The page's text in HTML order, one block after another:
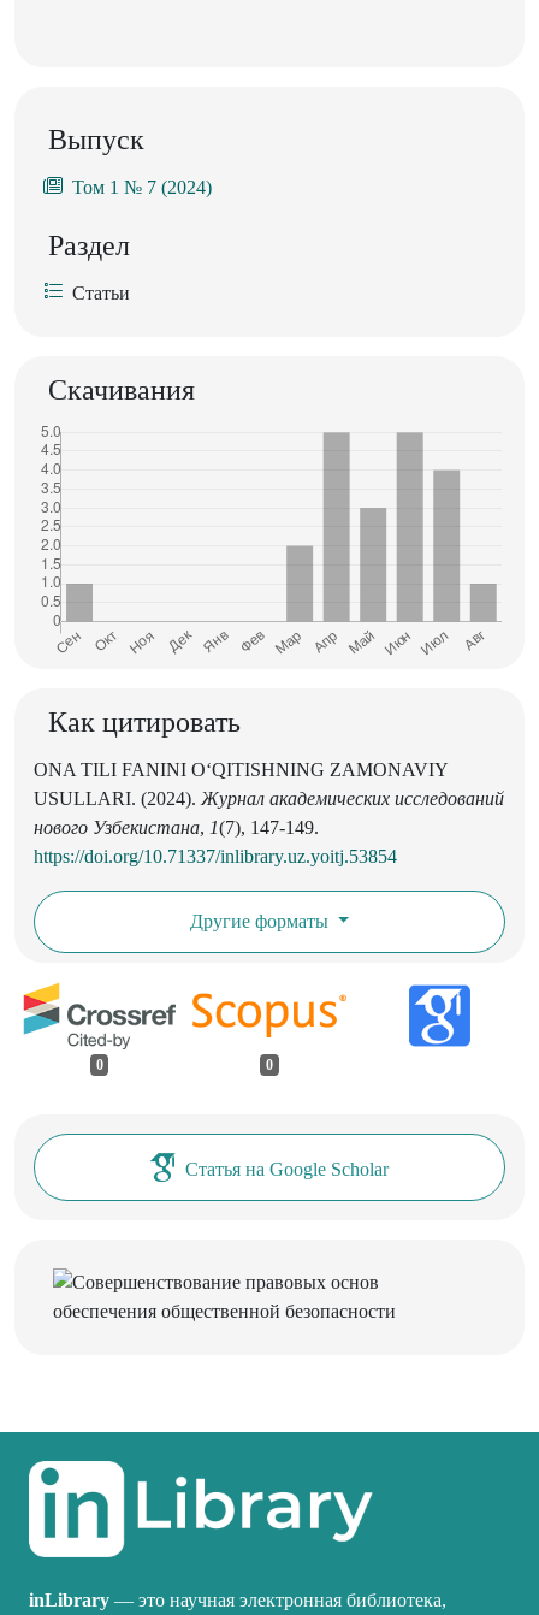
Выпуск
Том 1 № 7 (2024)
Раздел
Статьи
Скачивания
Как цитировать
ONA TILI FANINI OʻQITISHNING ZAMONAVIY
USULLARI. (2024). Журнал академических исследований
нового Узбекистана, 1(7), 147-149.
https://doi.org/10.71337/inlibrary.uz.yoitj.53854
Другие форматы
0 0
Статья на Google Scholar
inLibrary — это научная электронная библиотека,